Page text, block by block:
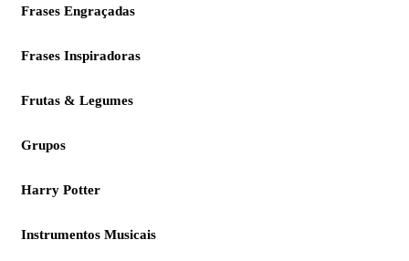
Frases Engraçadas
Frases Inspiradoras
Frutas & Legumes
Grupos
Harry Potter
Instrumentos Musicais